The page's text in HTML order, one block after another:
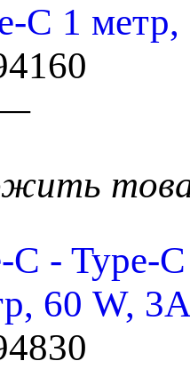
C 1
C - Type-
60 W,